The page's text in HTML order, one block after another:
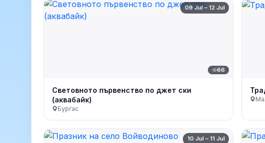
09 Jul – 12 Jul
66
Световното първенство по джет ски
(аквабайк)
Бургас
10 Jul – 11 Jul